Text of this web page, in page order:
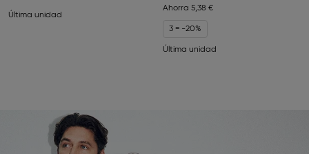
Última unidad
Ahorra 5,38 €
3 = -20%
Última unidad